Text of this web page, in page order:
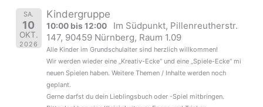
SA.
10
OKT.
2026
Kindergruppe
10:00 bis 12:00
Im Südpunkt, Pillenreutherstr.
147, 90459 Nürnberg, Raum 1.09
Alle Kinder im Grundschulalter sind herzlich willkommen!
Wir werden wieder eine „Kreativ-Ecke“ und eine „Spiele-Ecke“ mi
neuen Spielen haben. Weitere Themen / Inhalte werden noch
geplant.
Gerne darfst du dein Lieblingsbuch oder -Spiel mitbringen.